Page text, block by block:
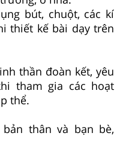
bút, chuột, các kí
thiết kế bài dạy trên
thần đoàn kết, yêu
tham gia các hoạt
thể.
thân và bạn bè,